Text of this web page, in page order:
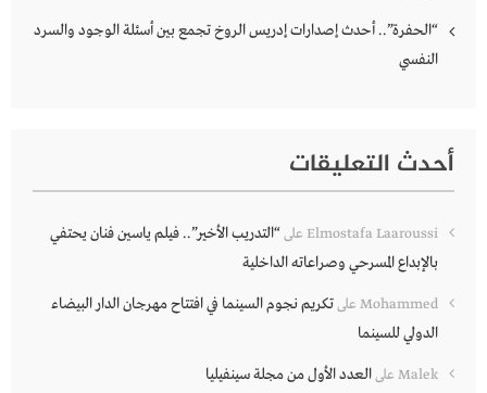
“الحفرة”.. أحدث إصدارات إدريس الروخ تجمع بين أسئلة الوجود والسرد
النفسي
أحدث التعليقات
Elmostafa Laaroussi على“التدريب الأخير”.. فيلم ياسين فنان يحتفي
بالإبداع المسرحي وصراعاته الداخلية
Mohammed علىتكريم نجوم السينما في افتتاح مهرجان الدار البيضاء
الدولي للسينما
Malek علىالعدد الأول من مجلة سينفيليا